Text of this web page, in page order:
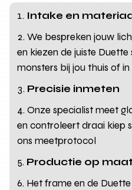
Intake en
We bespreken jouw
en kiezen de juiste
monsters bij jou thuis of
Precisie inmeten
Onze specialist meet
en controleert draai kiep
ons meetprotocol
Productie op
Het frame en de